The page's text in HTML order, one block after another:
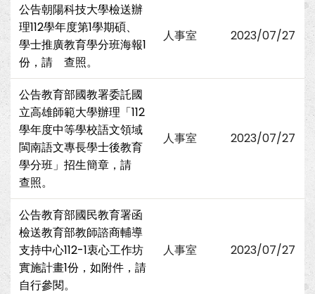
公告朝陽科技大學檢送辦
理112學年度第1學期碩、
學士推廣教育學分班海報1
份，請 查照。
人事室 2023/07/27
公告教育部國教署委託國
立高雄師範大學辦理「112
學年度中等學校語文領域
閩南語文專長學士後教育
學分班」招生簡章，請
查照。
人事室 2023/07/27
公告教育部國民教育署函
檢送教育部教師諮商輔導
支持中心112-1衷心工作坊
實施計畫1份，如附件，請
自行參閱。
人事室 2023/07/27